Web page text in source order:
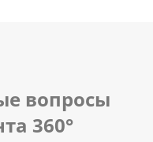
вопросы
360°